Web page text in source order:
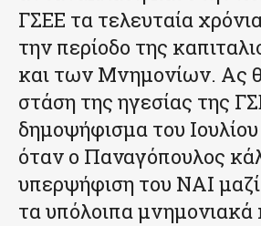
ΓΣΕΕ τα τελευταία
την περίοδο της
και των Μνημονίων. Ας
στάση της ηγεσίας της
δημοψήφισμα του Ιουλίου
όταν ο Παναγόπουλος
υπερψήφιση του ΝΑΙ
τα υπόλοιπα